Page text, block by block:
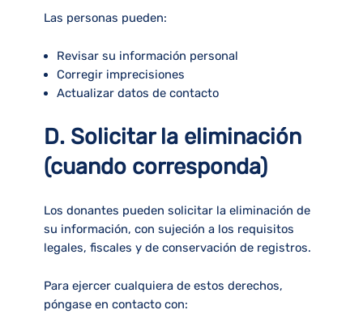
Las personas pueden:
Revisar su información personal
Corregir imprecisiones
Actualizar datos de contacto
D. Solicitar la eliminación
(cuando corresponda)
Los donantes pueden solicitar la eliminación de
su información, con sujeción a los requisitos
legales, fiscales y de conservación de registros.
Para ejercer cualquiera de estos derechos,
póngase en contacto con: